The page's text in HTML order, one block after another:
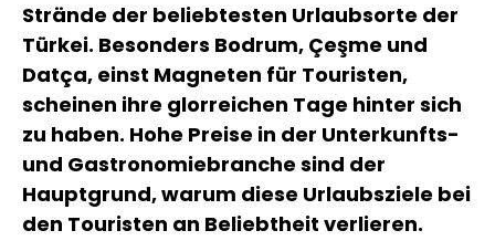
Strände der beliebtesten Urlaubsorte der
Türkei. Besonders Bodrum, Çeşme und
Datça, einst Magneten für Touristen,
scheinen ihre glorreichen Tage hinter sich
zu haben. Hohe Preise in der Unterkunfts-
und Gastronomiebranche sind der
Hauptgrund, warum diese Urlaubsziele bei
den Touristen an Beliebtheit verlieren.